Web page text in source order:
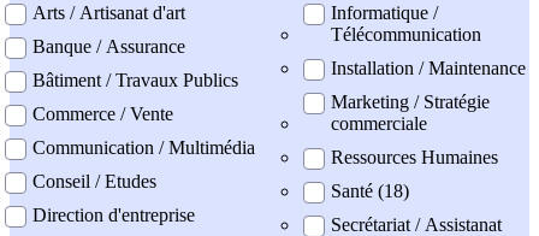
Arts / Artisanat d'art
Banque / Assurance
Bâtiment / Travaux Publics
Commerce / Vente
Communication / Multimédia
Conseil / Etudes
Direction d'entreprise
Informatique /
Télécommunication
Installation / Maintenance
Marketing / Stratégie
commerciale
Ressources Humaines
Santé (18)
Secrétariat / Assistanat